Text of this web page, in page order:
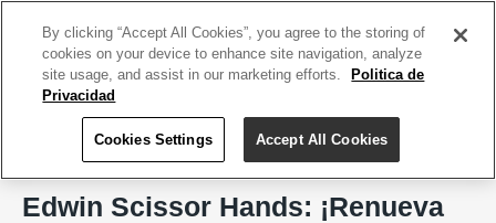
Edwin Scissor Hands, Isla Verde
Edwin Scissor Hands: ¡Renueva
By clicking “Accept All Cookies”, you agree to the storing of
cookies on your device to enhance site navigation, analyze
site usage, and assist in our marketing efforts.
Politica de
Privacidad
Cookies Settings Accept All Cookies